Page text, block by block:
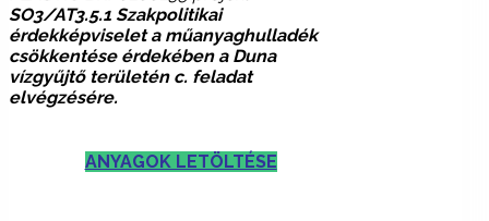
SO3/AT3.5.1 Szakpolitikai
érdekképviselet a műanyaghulladék
csökkentése érdekében a Duna
vízgyűjtő területén c. feladat
elvégzésére.
ANYAGOK LETÖLTÉSE